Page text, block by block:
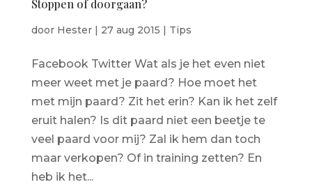
Stoppen of doorgaan?
door Hester| 27 aug 2015 | Tips
Facebook Twitter Wat als je het even niet
meer weet met je paard? Hoe moet het
met mijn paard? Zit het erin? Kan ik het zelf
eruit halen? Is dit paard niet een beetje te
veel paard voor mij? Zal ik hem dan toch
maar verkopen? Of in training zetten? En
heb ik het...